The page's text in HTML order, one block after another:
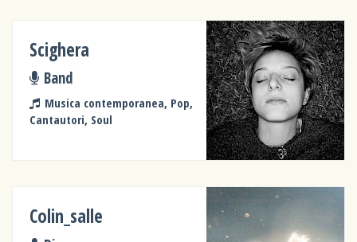
Scighera
Band
Musica contemporanea, Pop,
Cantautori, Soul
Colin_salle